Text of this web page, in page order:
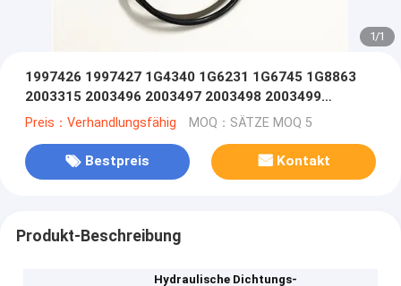
1/1
1997426 1997427 1G4340 1G6231 1G6745 1G8863
2003315 2003496 2003497 2003498 2003499
2003572 2003621 2028908 2038391 2042
Preis：Verhandlungsfähig MOQ：SÄTZE MOQ 5
Bestpreis Kontakt
Produkt-Beschreibung
Hydraulische Dichtungs-